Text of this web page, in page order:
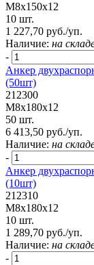
М8х150х12
10 шт.
1 227,70 руб./уп.
Наличие: на
-
Анкер
(50шт)
212300
М8х180х12
50 шт.
6 413,50 руб./уп.
Наличие: на
-
Анкер
(10шт)
212310
М8х180х12
10 шт.
1 289,70 руб./уп.
Наличие: на
-